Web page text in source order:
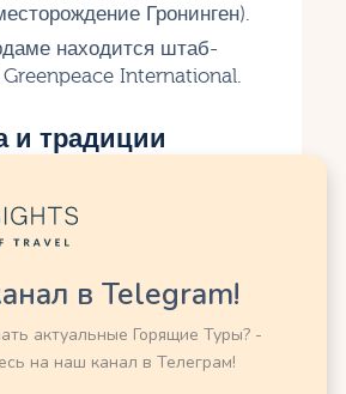
Гронинген).
находится штаб-
Greenpeace International.
и традиции
в честь короля Виллема-
спортивных событий и
в честь династии
в Telegram!
актуальные Горящие Туры? -
на наш канал в Телеграм!